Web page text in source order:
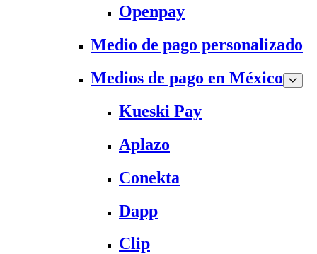
Openpay
Medio de pago personalizado
Medios de pago en México
Kueski Pay
Aplazo
Conekta
Dapp
Clip